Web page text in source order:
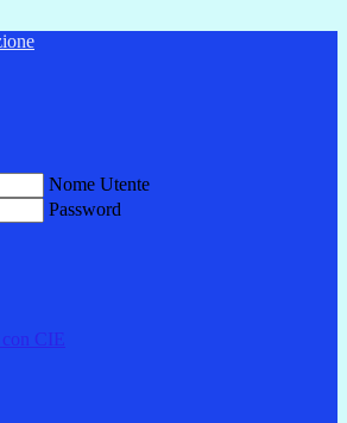
Nome Utente
Password
con CIE